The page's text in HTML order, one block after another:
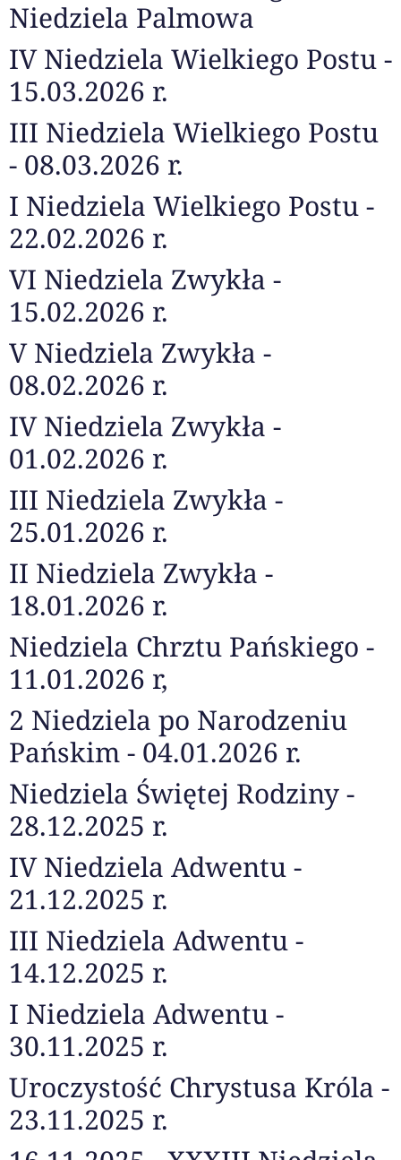
Niedziela Palmowa
IV Niedziela Wielkiego Postu -
15.03.2026 r.
III Niedziela Wielkiego Postu
- 08.03.2026 r.
I Niedziela Wielkiego Postu -
22.02.2026 r.
VI Niedziela Zwykła -
15.02.2026 r.
V Niedziela Zwykła -
08.02.2026 r.
IV Niedziela Zwykła -
01.02.2026 r.
III Niedziela Zwykła -
25.01.2026 r.
II Niedziela Zwykła -
18.01.2026 r.
Niedziela Chrztu Pańskiego -
11.01.2026 r,
2 Niedziela po Narodzeniu
Pańskim - 04.01.2026 r.
Niedziela Świętej Rodziny -
28.12.2025 r.
IV Niedziela Adwentu -
21.12.2025 r.
III Niedziela Adwentu -
14.12.2025 r.
I Niedziela Adwentu -
30.11.2025 r.
Uroczystość Chrystusa Króla -
23.11.2025 r.